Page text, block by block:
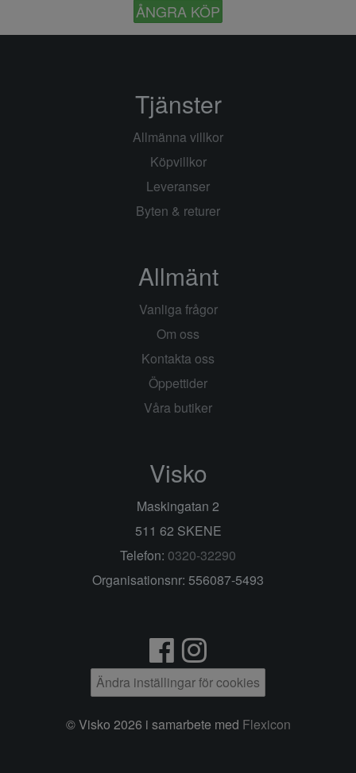
ÅNGRA KÖP
Tjänster
Allmänna villkor
Köpvillkor
Leveranser
Byten & returer
Allmänt
Vanliga frågor
Om oss
Kontakta oss
Öppettider
Våra butiker
Visko
Maskingatan 2
511 62 SKENE
Telefon: 0320-32290
Organisationsnr: 556087-5493
Ändra inställingar för cookies
© Visko 2026 i samarbete med Flexicon